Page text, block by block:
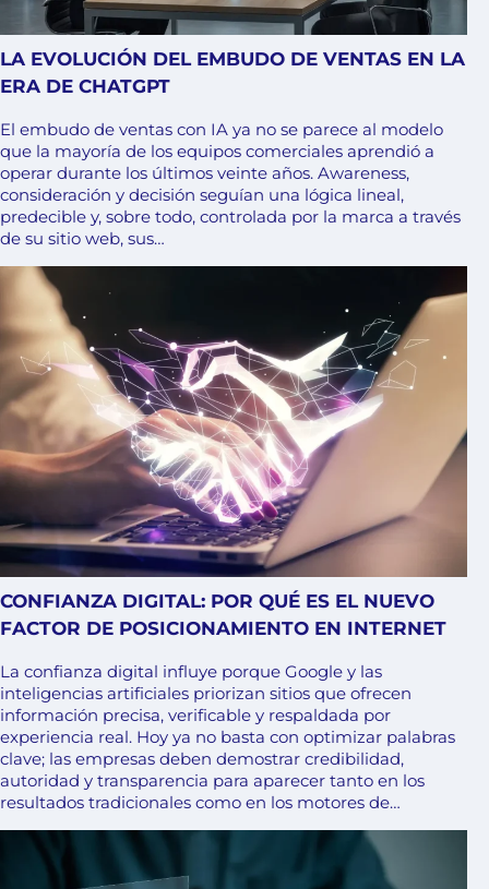
LA EVOLUCIÓN DEL EMBUDO DE VENTAS EN LA
ERA DE CHATGPT
El embudo de ventas con IA ya no se parece al modelo
que la mayoría de los equipos comerciales aprendió a
operar durante los últimos veinte años. Awareness,
consideración y decisión seguían una lógica lineal,
predecible y, sobre todo, controlada por la marca a través
de su sitio web, sus…
CONFIANZA DIGITAL: POR QUÉ ES EL NUEVO
FACTOR DE POSICIONAMIENTO EN INTERNET
La confianza digital influye porque Google y las
inteligencias artificiales priorizan sitios que ofrecen
información precisa, verificable y respaldada por
experiencia real. Hoy ya no basta con optimizar palabras
clave; las empresas deben demostrar credibilidad,
autoridad y transparencia para aparecer tanto en los
resultados tradicionales como en los motores de…